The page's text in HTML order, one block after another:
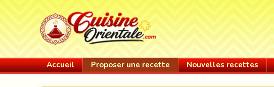
Accueil Proposer une recette Nouvelles recettes